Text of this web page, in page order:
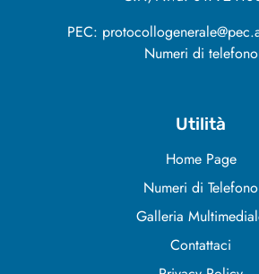
PEC:
Numeri di telefono
Utilità
Home Page
Numeri di Telefono
Galleria
Contattaci